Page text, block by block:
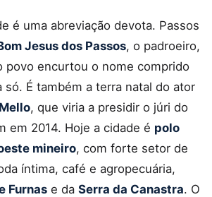
é uma abreviação devota. Passos
Jesus dos Passos, o padroeiro,
povo encurtou o nome comprido
só. É também a terra natal do ator
, que viria a presidir o júri do
em 2014. Hoje a cidade é polo
mineiro, com forte setor de
íntima, café e agropecuária,
Furnas e da Serra da Canastra. O